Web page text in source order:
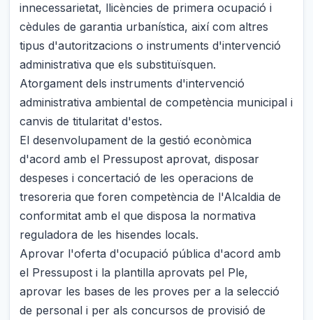
innecessarietat, llicències de primera ocupació i
cèdules de garantia urbanística, així com altres
tipus d'autoritzacions o instruments d'intervenció
administrativa que els substituïsquen.
Atorgament dels instruments d'intervenció
administrativa ambiental de competència municipal i
canvis de titularitat d'estos.
El desenvolupament de la gestió econòmica
d'acord amb el Pressupost aprovat, disposar
despeses i concertació de les operacions de
tresoreria que foren competència de l'Alcaldia de
conformitat amb el que disposa la normativa
reguladora de les hisendes locals.
Aprovar l'oferta d'ocupació pública d'acord amb
el Pressupost i la plantilla aprovats pel Ple,
aprovar les bases de les proves per a la selecció
de personal i per als concursos de provisió de